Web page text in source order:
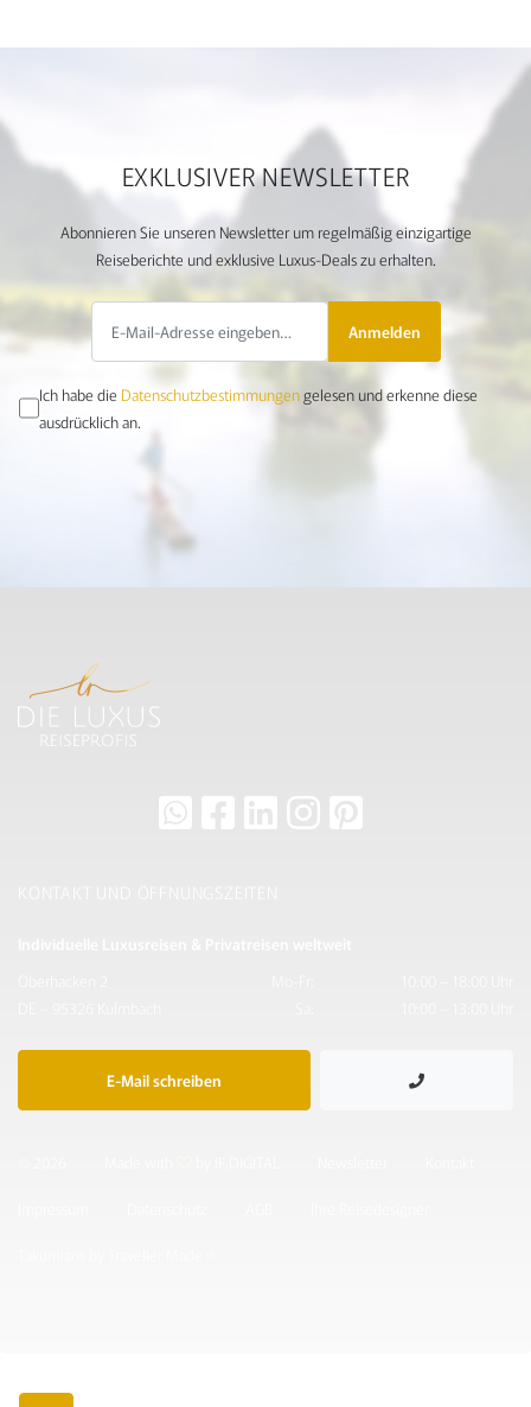
EXKLUSIVER NEWSLETTER
Abonnieren Sie unseren Newsletter um regelmäßig einzigartige
Reiseberichte und exklusive Luxus-Deals zu erhalten.
Anmelden
Ich habe die Datenschutzbestimmungengelesen und erkenne diese
ausdrücklich an.
E-Mail schreiben